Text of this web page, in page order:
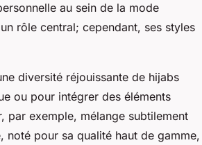
au sein de la mode
rôle central; cependant, ses styles
diversité réjouissante de hijabs
ou pour intégrer des éléments
par exemple, mélange subtilement
pour sa qualité haut de gamme,